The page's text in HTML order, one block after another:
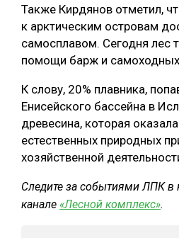
Также Кирдянов отметил,
к арктическим островам
самосплавом. Сегодня лес
помощи барж и
К слову, 20% плавника,
Енисейского бассейна в
древесина, которая
естественных природных
хозяйственной
Следите за событиями ЛПК в
канале «Лесной комплекс».